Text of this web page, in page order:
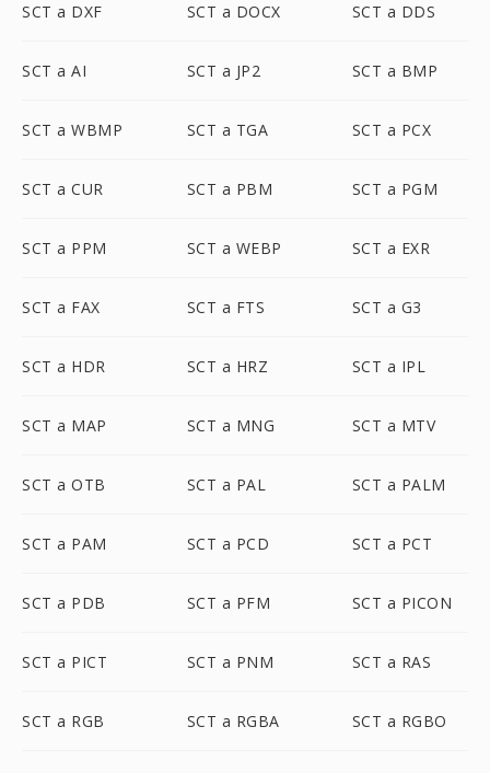
SCT a DXF SCT a DOCX SCT a DDS
SCT a AI SCT a JP2 SCT a BMP
SCT a WBMP SCT a TGA SCT a PCX
SCT a CUR SCT a PBM SCT a PGM
SCT a PPM SCT a WEBP SCT a EXR
SCT a FAX SCT a FTS SCT a G3
SCT a HDR SCT a HRZ SCT a IPL
SCT a MAP SCT a MNG SCT a MTV
SCT a OTB SCT a PAL SCT a PALM
SCT a PAM SCT a PCD SCT a PCT
SCT a PDB SCT a PFM SCT a PICON
SCT a PICT SCT a PNM SCT a RAS
SCT a RGB SCT a RGBA SCT a RGBO